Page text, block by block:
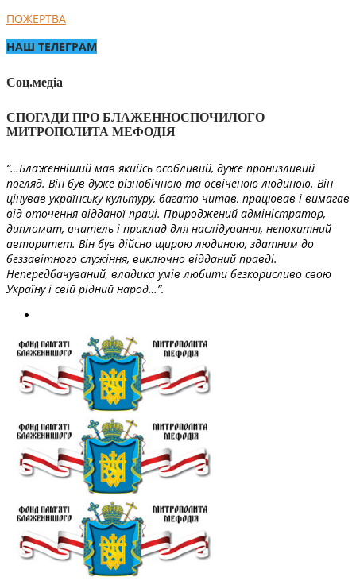
ПОЖЕРТВА
НАШ ТЕЛЕГРАМ
Соц.медіа
СПОГАДИ ПРО БЛАЖЕННОСПОЧИЛОГО
МИТРОПОЛИТА МЕФОДІЯ
“…Блаженніший мав якийсь особливий, дуже пронизливий
погляд. Він був дуже різнобічною та освіченою людиною. Він
цінував українську культуру, багато читав, працював і вимагав
від оточення відданої праці. Природжений адміністратор,
дипломат, вчитель і приклад для наслідування, непохитний
авторитет. Він був дійсно щирою людиною, здатним до
беззавітного служіння, виключно відданий правді.
Непередбачуваний, владика умів любити безкорисливо свою
Україну і свій рідний народ…”.